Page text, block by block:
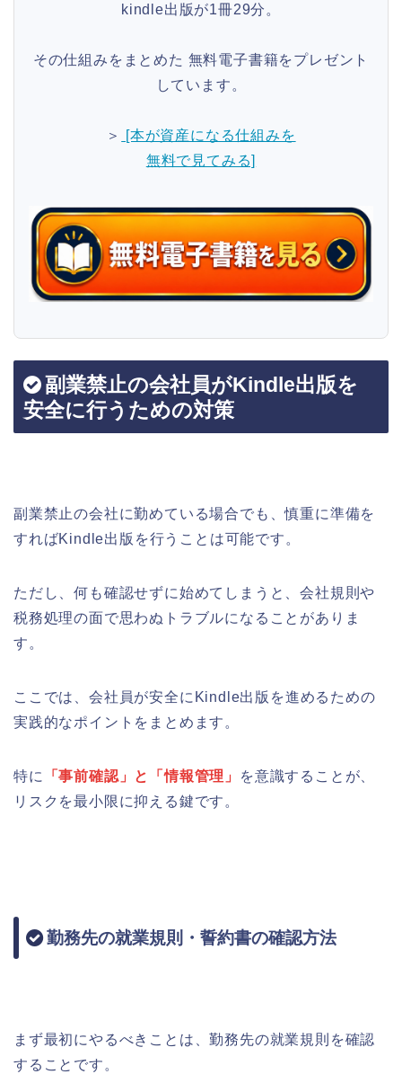
kindle出版が1冊29分。
その仕組みをまとめた 無料電子書籍をプレゼント
しています。
＞
[本が資産になる仕組みを
無料で見てみる]
副業禁止の会社員がKindle出版を
安全に行うための対策
副業禁止の会社に勤めている場合でも、慎重に準備を
すればKindle出版を行うことは可能です。
ただし、何も確認せずに始めてしまうと、会社規則や
税務処理の面で思わぬトラブルになることがありま
す。
ここでは、会社員が安全にKindle出版を進めるための
実践的なポイントをまとめます。
特に 「事前確認」と「情報管理」
を意識することが、
リスクを最小限に抑える鍵です。
勤務先の就業規則・誓約書の確認方法
まず最初にやるべきことは、勤務先の就業規則を確認
することです。